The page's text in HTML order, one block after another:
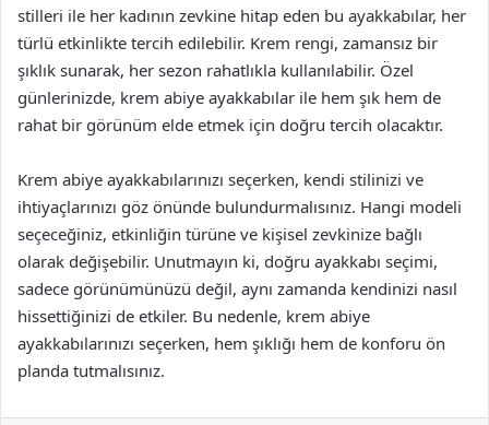
stilleri ile her kadının zevkine hitap eden bu ayakkabılar, her
türlü etkinlikte tercih edilebilir. Krem rengi, zamansız bir
şıklık sunarak, her sezon rahatlıkla kullanılabilir. Özel
günlerinizde, krem abiye ayakkabılar ile hem şık hem de
rahat bir görünüm elde etmek için doğru tercih olacaktır.
Krem abiye ayakkabılarınızı seçerken, kendi stilinizi ve
ihtiyaçlarınızı göz önünde bulundurmalısınız. Hangi modeli
seçeceğiniz, etkinliğin türüne ve kişisel zevkinize bağlı
olarak değişebilir. Unutmayın ki, doğru ayakkabı seçimi,
sadece görünümünüzü değil, aynı zamanda kendinizi nasıl
hissettiğinizi de etkiler. Bu nedenle, krem abiye
ayakkabılarınızı seçerken, hem şıklığı hem de konforu ön
planda tutmalısınız.